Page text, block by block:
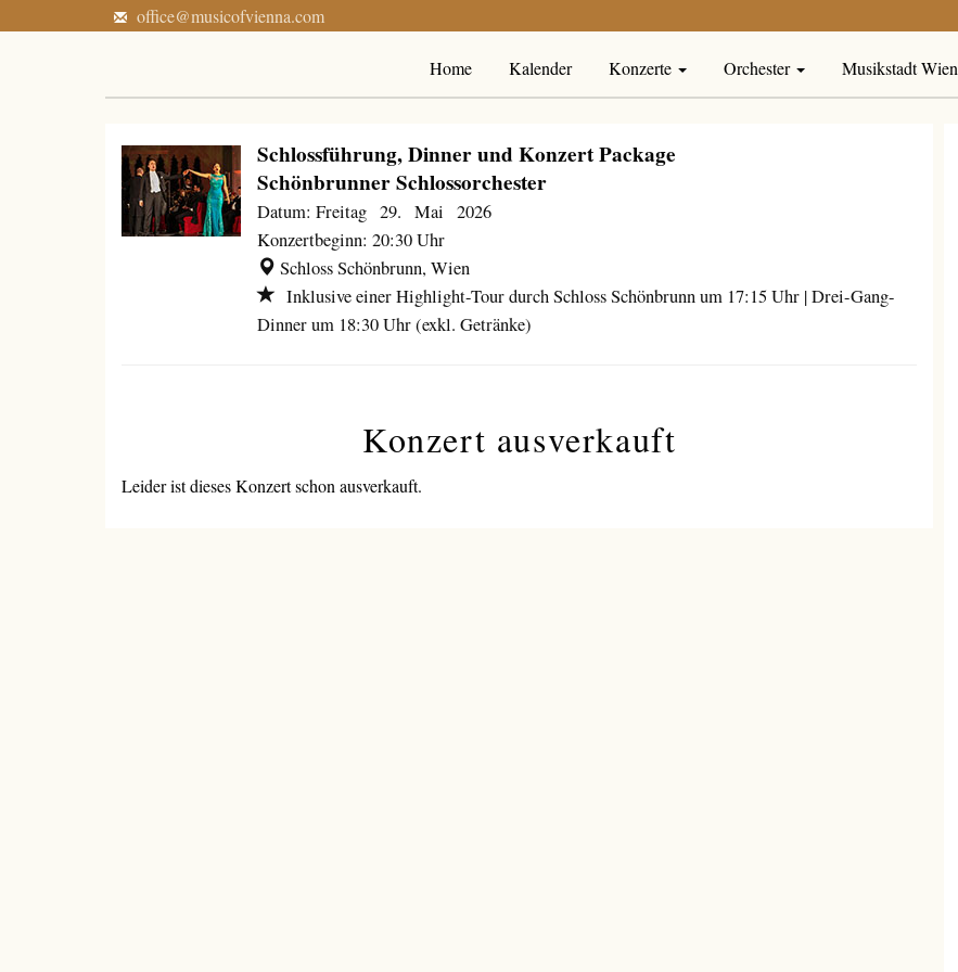
office@musicofvienna.com
Home Kalender Konzerte Orchester Musikstadt Wien
Schlossführung, Dinner und Konzert Package
Schönbrunner Schlossorchester
Datum: Freitag 29. Mai 2026
Konzertbeginn: 20:30 Uhr
Schloss Schönbrunn, Wien
Inklusive einer Highlight-Tour durch Schloss Schönbrunn um 17:15 Uhr | Drei-Gang-
Dinner um 18:30 Uhr (exkl. Getränke)
Konzert ausverkauft
Leider ist dieses Konzert schon ausverkauft.